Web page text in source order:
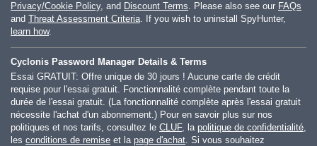
Privacy/Cookie Policy, and Discount Terms. Please also see our FAQs
and Threat Assessment Criteria. If you wish to uninstall SpyHunter,
learn how.
Cyclonis Password Manager Details & Terms
Essai GRATUIT: Offre unique de 30 jours ! Aucune carte de crédit
requise pour l'essai gratuit. Fonctionnalité complète pendant toute la
durée de l'essai gratuit. (La fonctionnalité complète après l'essai gratuit
nécessite l'achat d'un abonnement.) Pour en savoir plus sur nos
politiques et nos tarifs, consultez le CLUF, la politique de confidentialité,
les conditions de remise et la page d'achat. Si vous souhaitez